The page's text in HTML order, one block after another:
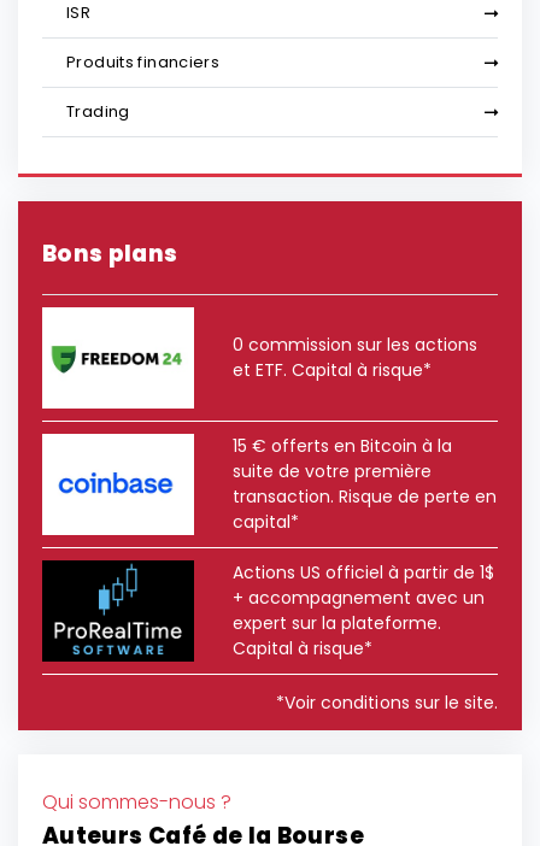
ISR
Produits financiers
Trading
Bons plans
0 commission sur les actions
et ETF. Capital à risque*
15 € offerts en Bitcoin à la
suite de votre première
transaction. Risque de perte en
capital*
Actions US officiel à partir de 1$
+ accompagnement avec un
expert sur la plateforme.
Capital à risque*
*Voir conditions sur le site.
Qui sommes-nous ?
Auteurs Café de la Bourse